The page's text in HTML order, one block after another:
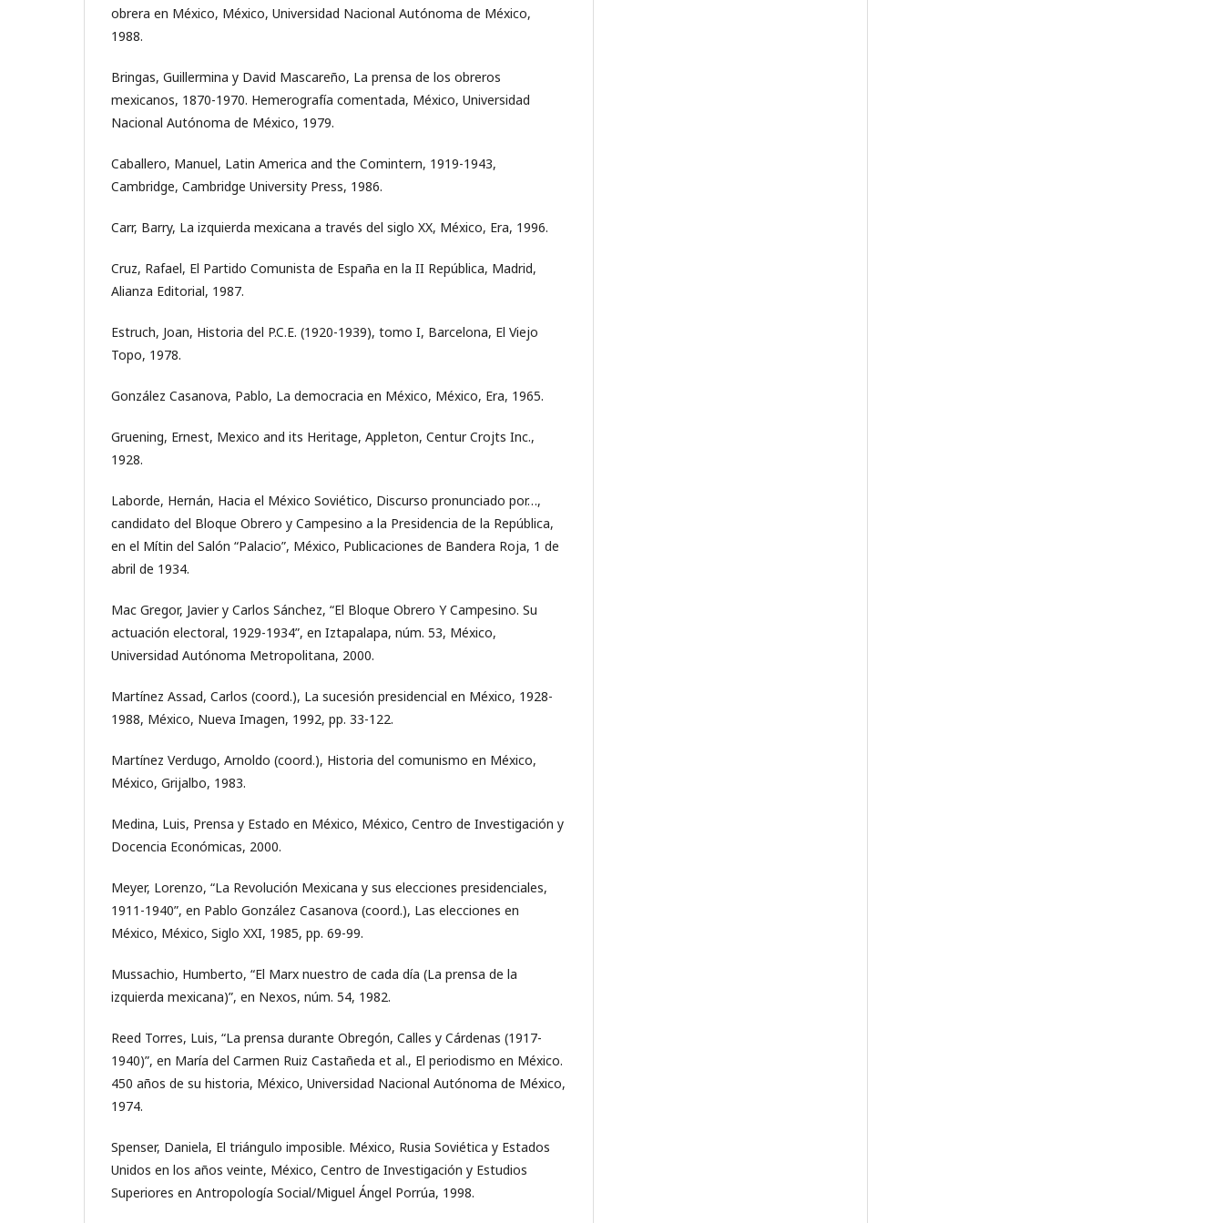
obrera en México, México, Universidad Nacional Autónoma de México,
1988.
Bringas, Guillermina y David Mascareño, La prensa de los obreros
mexicanos, 1870-1970. Hemerografía comentada, México, Universidad
Nacional Autónoma de México, 1979.
Caballero, Manuel, Latin America and the Comintern, 1919-1943,
Cambridge, Cambridge University Press, 1986.
Carr, Barry, La izquierda mexicana a través del siglo XX, México, Era, 1996.
Cruz, Rafael, El Partido Comunista de España en la II República, Madrid,
Alianza Editorial, 1987.
Estruch, Joan, Historia del P.C.E. (1920-1939), tomo I, Barcelona, El Viejo
Topo, 1978.
González Casanova, Pablo, La democracia en México, México, Era, 1965.
Gruening, Ernest, Mexico and its Heritage, Appleton, Centur Crojts Inc.,
1928.
Laborde, Hernán, Hacia el México Soviético, Discurso pronunciado por…,
candidato del Bloque Obrero y Campesino a la Presidencia de la República,
en el Mítin del Salón “Palacio”, México, Publicaciones de Bandera Roja, 1 de
abril de 1934.
Mac Gregor, Javier y Carlos Sánchez, “El Bloque Obrero Y Campesino. Su
actuación electoral, 1929-1934”, en Iztapalapa, núm. 53, México,
Universidad Autónoma Metropolitana, 2000.
Martínez Assad, Carlos (coord.), La sucesión presidencial en México, 1928-
1988, México, Nueva Imagen, 1992, pp. 33-122.
Martínez Verdugo, Arnoldo (coord.), Historia del comunismo en México,
México, Grijalbo, 1983.
Medina, Luis, Prensa y Estado en México, México, Centro de Investigación y
Docencia Económicas, 2000.
Meyer, Lorenzo, “La Revolución Mexicana y sus elecciones presidenciales,
1911-1940”, en Pablo González Casanova (coord.), Las elecciones en
México, México, Siglo XXI, 1985, pp. 69-99.
Mussachio, Humberto, “El Marx nuestro de cada día (La prensa de la
izquierda mexicana)”, en Nexos, núm. 54, 1982.
Reed Torres, Luis, “La prensa durante Obregón, Calles y Cárdenas (1917-
1940)”, en María del Carmen Ruiz Castañeda et al., El periodismo en México.
450 años de su historia, México, Universidad Nacional Autónoma de México,
1974.
Spenser, Daniela, El triángulo imposible. México, Rusia Soviética y Estados
Unidos en los años veinte, México, Centro de Investigación y Estudios
Superiores en Antropología Social/Miguel Ángel Porrúa, 1998.